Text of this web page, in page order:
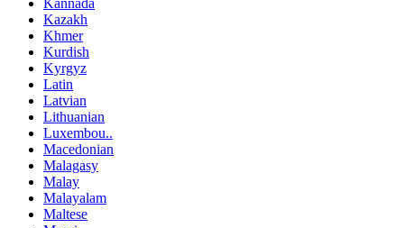
Kazakh
Khmer
Kurdish
Kyrgyz
Latin
Latvian
Lithuanian
Luxembou..
Macedonian
Malagasy
Malay
Malayalam
Maltese